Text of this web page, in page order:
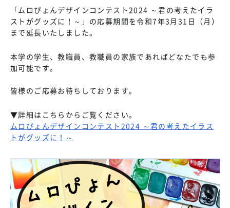
「ムロぴょんデザインコンテスト2024 ～君の考えたイラ
ストがグッズに！～」の応募期間を令和7年3月31日（月）
まで延長いたしました。
本学の学生、教職員、教職員の家族であればどなたでも参
加可能です。
皆様のご応募お待ちしております。
▼詳細はこちらからご覧ください。
ムロぴょんデザインコンテスト2024 ～君の考えたイラス
トがグッズに！～